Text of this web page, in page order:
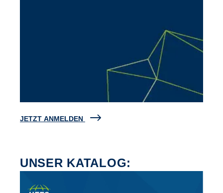
JETZT ANMELDEN
UNSER KATALOG: